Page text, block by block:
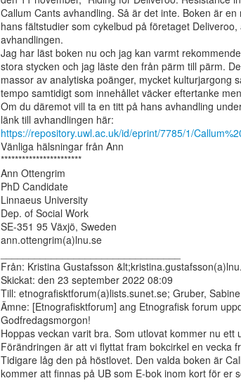
Callum Cants avhandling. Så är det inte. Boken är
hans fältstudier som cykelbud på företaget
avhandlingen.
Jag har läst boken nu och jag kan varmt
stora stycken och jag läste den från pärm till pärm.
massor av analytiska poänger, mycket kulturjargong
tempo samtidigt som innehållet väcker eftertanke
Om du däremot vill ta en titt på hans avhandling
https://repository.uwl.ac.uk/id/eprint/7785/1/
Vänliga hälsningar från Ann
***********************
Ann Ottengrim
PhD Candidate
Linnaeus University
Dep. of Social Work
SE-351 95 Växjö, Sweden
ann.ottengrim(a)lnu.se
Från: Kristina Gustafsson
Skickat: den 23 september 2022 08:09
Till: etnografisktforum(a)lists.sunet.se; Gruber, Sabine
Ämne: [Etnografisktforum] ang Etnografisk forum
Godfredagsmorgon!
Hoppas veckan varit bra. Som utlovat kommer nu ett
Förändringen är att vi flyttat fram bokcirkel en vecka
Tidigare låg den på höstlovet. Den valda boken är
kommer att finnas på UB som E-bok inom kort för er